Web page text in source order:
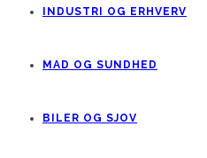
INDUSTRI OG ERHVERV
MAD OG SUNDHED
BILER OG SJOV